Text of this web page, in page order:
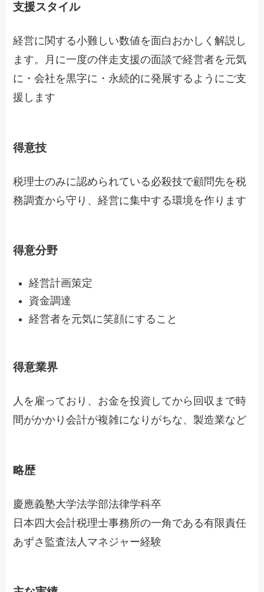
支援スタイル
経営に関する小難しい数値を面白おかしく解説し
ます。月に一度の伴走支援の面談で経営者を元気
に・会社を黒字に・永続的に発展するようにご支
援します
得意技
税理士のみに認められている必殺技で顧問先を税
務調査から守り、経営に集中する環境を作ります
得意分野
経営計画策定
資金調達
経営者を元気に笑顔にすること
得意業界
人を雇っており、お金を投資してから回収まで時
間がかかり会計が複雑になりがちな、製造業など
略歴
慶應義塾大学法学部法律学科卒
日本四大会計税理士事務所の一角である有限責任
あずさ監査法人マネジャー経験